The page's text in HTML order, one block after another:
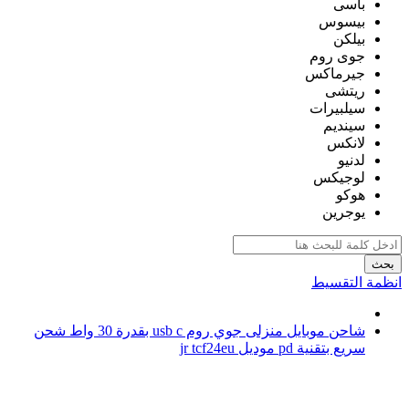
باسى
بيسوس
بيلكن
جوى روم
جيرماكس
ريتشى
سيلبيرات
سينديم
لانكس
لدنيو
لوجيكس
هوكو
يوجرين
بحث
انظمة التقسيط
شاحن موبايل منزلى جوي روم usb c بقدرة 30 واط شحن
سريع بتقنية pd موديل jr tcf24eu